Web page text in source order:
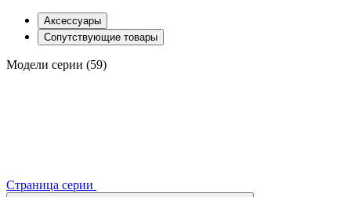
Аксессуары
Сопутствующие товары
Модели серии (59)
Страница серии